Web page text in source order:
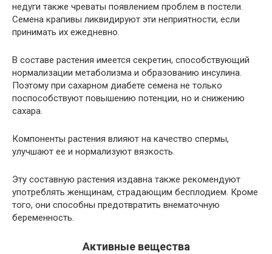
недуги также чреваты появлением проблем в постели.
Семена крапивы ликвидируют эти неприятности, если
принимать их ежедневно.
В составе растения имеется секретин, способствующий
нормализации метаболизма и образованию инсулина.
Поэтому при сахарном диабете семена не только
поспособствуют повышению потенции, но и снижению
сахара.
Компоненты растения влияют на качество спермы,
улучшают ее и нормализуют вязкость.
Эту составную растения издавна также рекомендуют
употреблять женщинам, страдающим бесплодием. Кроме
того, они способны предотвратить внематочную
беременность.
Активные вещества